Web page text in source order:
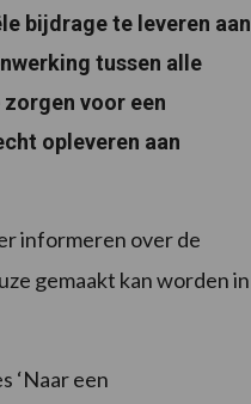
bijdrage te leveren aan
tussen alle
voor een
opleveren aan
informeren over de
gemaakt kan worden in
‘Naar een